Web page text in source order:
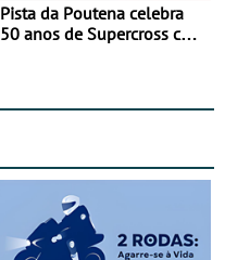
Pista da Poutena celebra
50 anos de Supercross com